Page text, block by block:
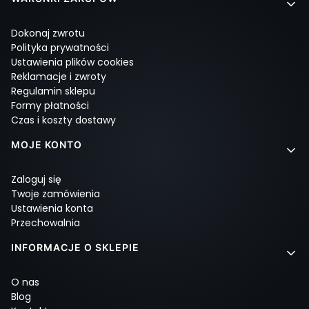
Dokonaj zwrotu
Polityka prywatności
Ustawienia plików cookies
Reklamacje i zwroty
Regulamin sklepu
Formy płatności
Czas i koszty dostawy
MOJE KONTO
Zaloguj się
Twoje zamówienia
Ustawienia konta
Przechowalnia
INFORMACJE O SKLEPIE
O nas
Blog